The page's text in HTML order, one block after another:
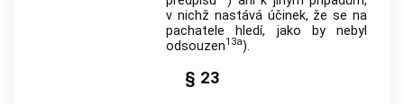
v nichž nastává účinek, že se na
pachatele hledí, jako by nebyl
odsouzen13a).
§ 23